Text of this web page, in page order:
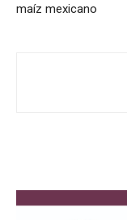
maíz mexicano